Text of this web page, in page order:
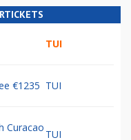
TUI
€1235 TUI
Curacao
TUI